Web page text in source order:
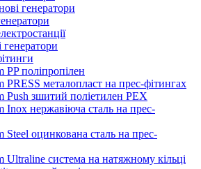
генератори
генератори
поліпропілен
металопласт на прес-фітингах
Push зшитий поліетилен PEX
Inox нержавіюча сталь на прес-
оцинкована сталь на прес-
Ultraline система на натяжному кільці